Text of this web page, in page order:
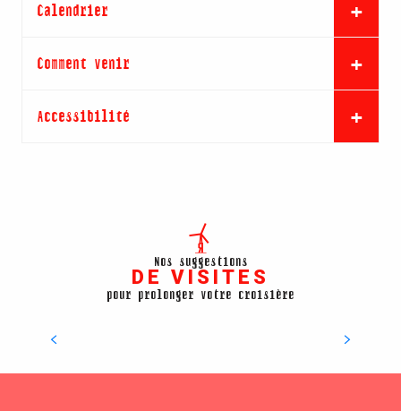
Calendrier
Comment venir
Accessibilité
Nos suggestions
DE VISITES
pour prolonger votre croisière
DÉCOUVREZ LA VISITE